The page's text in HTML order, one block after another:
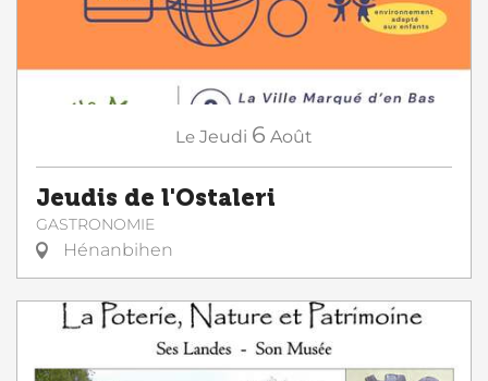
Le Jeudi 6 Août
Jeudis de l'Ostaleri
GASTRONOMIE
Hénanbihen